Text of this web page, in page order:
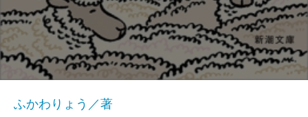
ふかわりょう／著